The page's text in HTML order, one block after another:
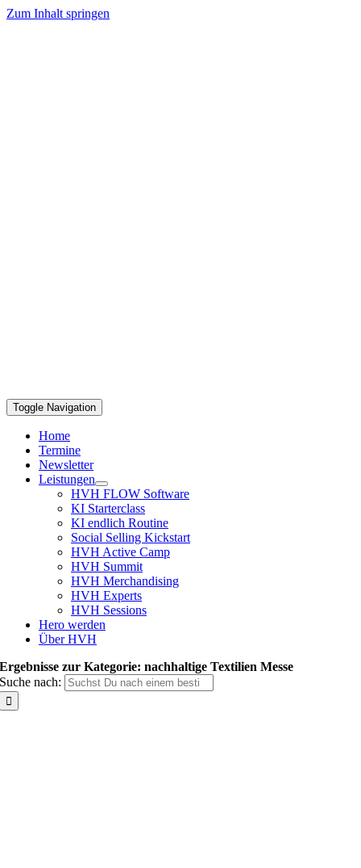
Zum Inhalt springen
Toggle Navigation
Home
Termine
Newsletter
Leistungen
HVH FLOW Software
KI Starterclass
KI endlich Routine
Social Selling Kickstart
HVH Active Camp
HVH Summit
HVH Merchandising
HVH Experts
HVH Sessions
Hero werden
Über HVH
Ergebnisse zur Kategorie: nachhaltige Textilien Messe
Suche nach: